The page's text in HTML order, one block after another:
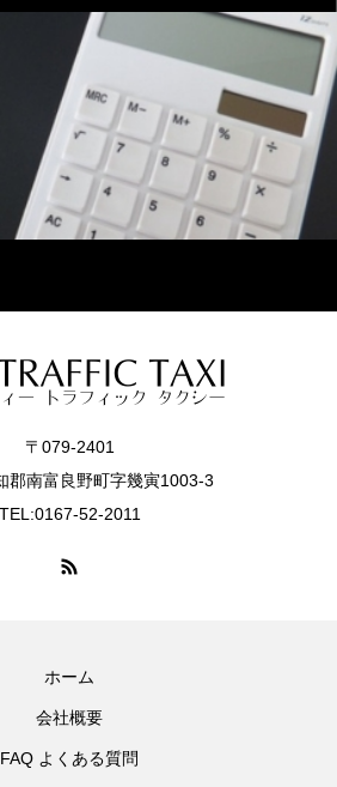
〒079-2401
郡南富良野町字幾寅1003-3
TEL:0167-52-2011
ホーム
会社概要
FAQ よくある質問